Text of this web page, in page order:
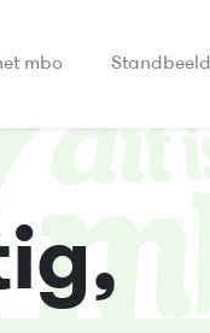
mbo Standbeeld